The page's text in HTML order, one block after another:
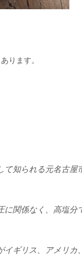
ります。
て知られる元名古
に関係なく、高塩
イギリス、アメリ